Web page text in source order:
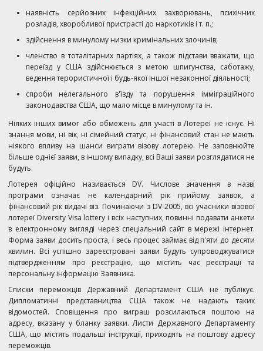
наявність серйозних інфекційних захворювань, психічних
розладів, хворобливої пристрасті до наркотиків і т. п.;
здійснення в минулому низки кримінальних злочинів;
членство в тоталітарних партіях, а також підстави вважати, що
переїзд у США здійснюється з метою шпигунства, саботажу,
ведення терористичної і будь-якої іншої незаконної діяльності;
спроби нелегального в'їзду та порушення імміграційного
законодавства США, що мало місце в минулому та ін.
Ніяких інших вимог або обмежень для участі в Лотереї не існує. Ні
знання мови, ні вік, ні сімейний статус, ні фінансовий стан не мають
ніякого впливу на шанси виграти візову лотерею. Не заповнюйте
більше однієї заяви, в іншому випадку, всі Ваші заяви розглядатися не
будуть.
Лотерея офіційно називається DV. Числове значення в назві
програми означає не календарний рік прийому заявок, а
фінансовий рік видачі віз. Починаючи з DV-2005, всі учасники візової
лотереї Diversity Visa lottery і всіх наступних, повинні подавати анкети
в електронному вигляді через спеціальний сайт в мережі інтернет.
Форма заяви досить проста, і весь процес займає від п'яти до десяти
хвилин. Всі успішно зареєстровані заяви будуть супроводжуватися
підтвердженням про реєстрацію, що містить час реєстрації та
персональну інформацію Заявника.
Списки переможців Державний Департамент США не публікує.
Дипломатичні представництва США також не надають таких
відомостей. Сповіщення про виграш розсилаються поштою на
адресу, вказану у бланку заявки. Листи Державного Департаменту
США, що містять подальші інструкції, приходять на поштову адресу
переможців.